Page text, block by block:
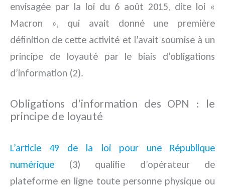
envisagée par la loi du 6 août 2015, dite loi «
Macron », qui avait donné une première
définition de cette activité et l’avait soumise à un
principe de loyauté par le biais d’obligations
d’information (2).
Obligations d’information des OPN : le
principe de loyauté
L’article 49 de la loi pour une République
numérique (3) qualifie d’opérateur de
plateforme en ligne toute personne physique ou